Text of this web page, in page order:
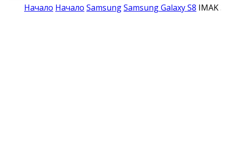
Начало Начало SamsungSamsung Galaxy S8 IMAK